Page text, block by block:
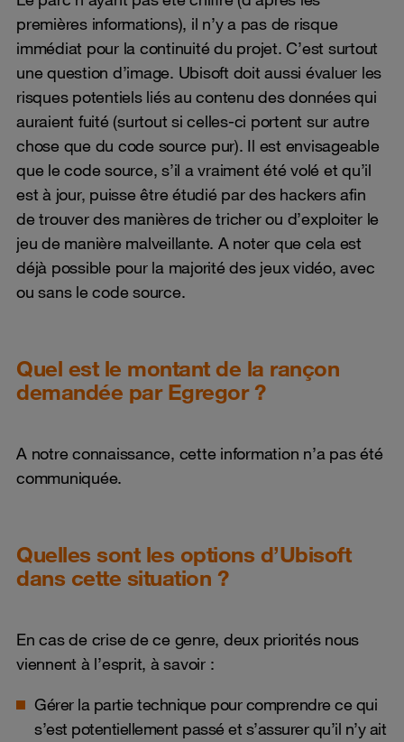
premières informations), il n’y a pas de risque
immédiat pour la continuité du projet. C’est surtout
une question d’image. Ubisoft doit aussi évaluer les
risques potentiels liés au contenu des données qui
auraient fuité (surtout si celles-ci portent sur autre
chose que du code source pur). Il est envisageable
que le code source, s’il a vraiment été volé et qu’il
est à jour, puisse être étudié par des hackers afin
de trouver des manières de tricher ou d’exploiter le
jeu de manière malveillante. A noter que cela est
déjà possible pour la majorité des jeux vidéo, avec
ou sans le code source.
Quel est le montant de la rançon
demandée par Egregor ?
A notre connaissance, cette information n’a pas été
communiquée.
Quelles sont les options d’Ubisoft
dans cette situation ?
En cas de crise de ce genre, deux priorités nous
viennent à l’esprit, à savoir :
Gérer la partie technique pour comprendre ce qui
s’est potentiellement passé et s’assurer qu’il n’y ait